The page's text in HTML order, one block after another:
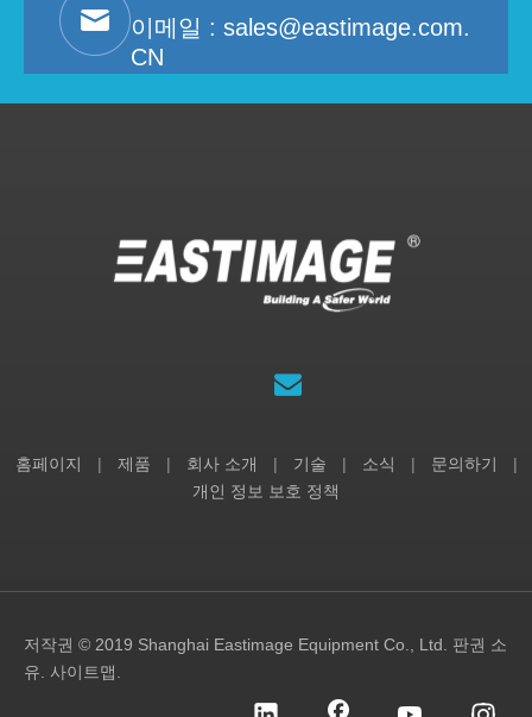
이메일 : sales@eastimage.com.
CN
홈페이지 | 제품 | 회사 소개 | 기술 | 소식 | 문의하기
|
개인 정보 보호 정책
저작권 © 2019 Shanghai Eastimage Equipment Co., Ltd. 판권 소
유. 사이트맵.